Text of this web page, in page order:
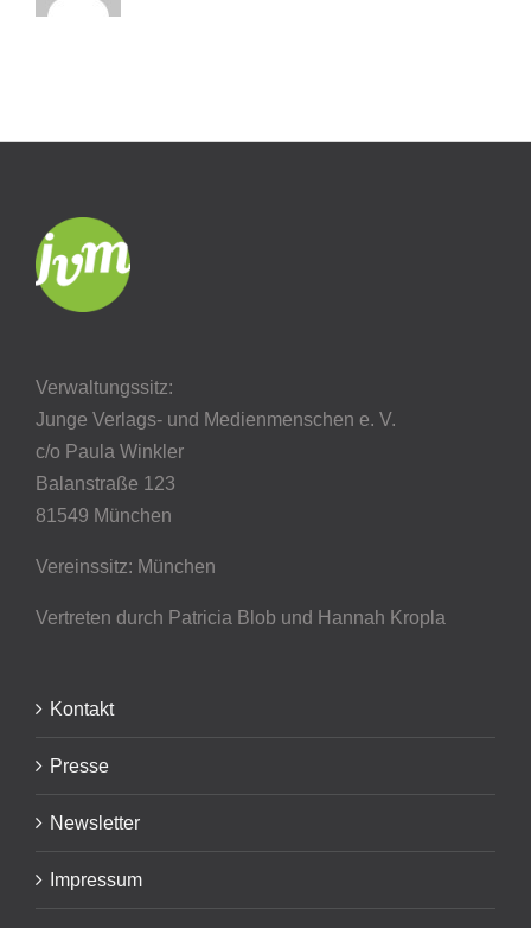
Verwaltungssitz:
Junge Verlags- und Medienmenschen e. V.
c/o Paula Winkler
Balanstraße 123
81549 München
Vereinssitz: München
Vertreten durch Patricia Blob und Hannah Kropla
Kontakt
Presse
Newsletter
Impressum